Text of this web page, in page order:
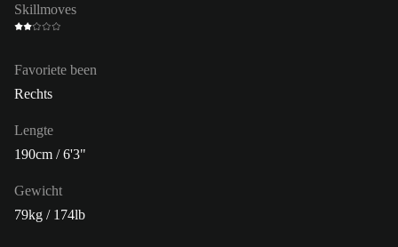
Skillmoves
Favoriete been
Rechts
Lengte
190cm / 6'3"
Gewicht
79kg / 174lb